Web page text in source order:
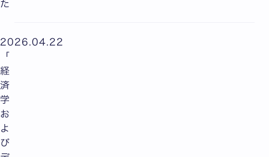
た
2026.04.22
「
経
済
学
お
よ
び